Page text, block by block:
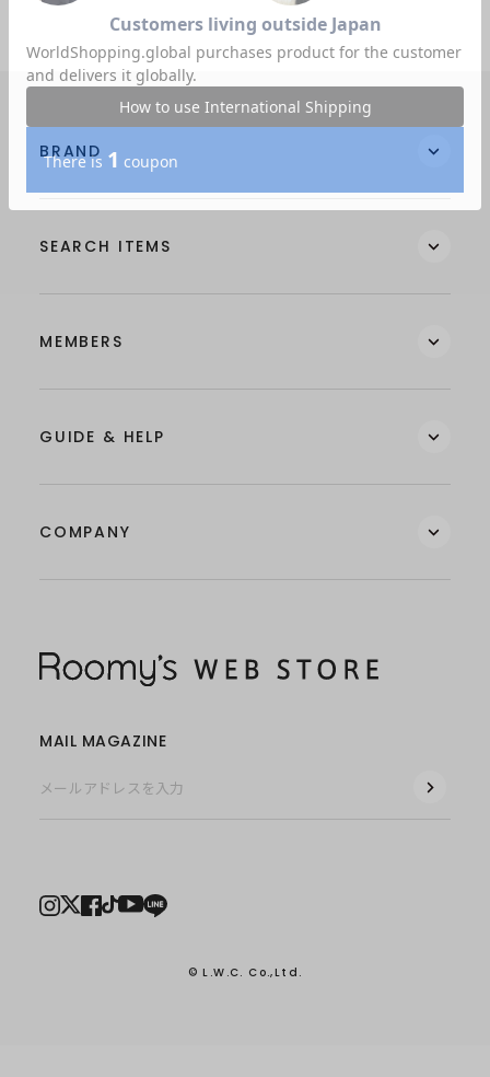
BRAND
SEARCH ITEMS
MEMBERS
GUIDE & HELP
COMPANY
MAIL MAGAZINE
© L.W.C. Co.,Ltd.